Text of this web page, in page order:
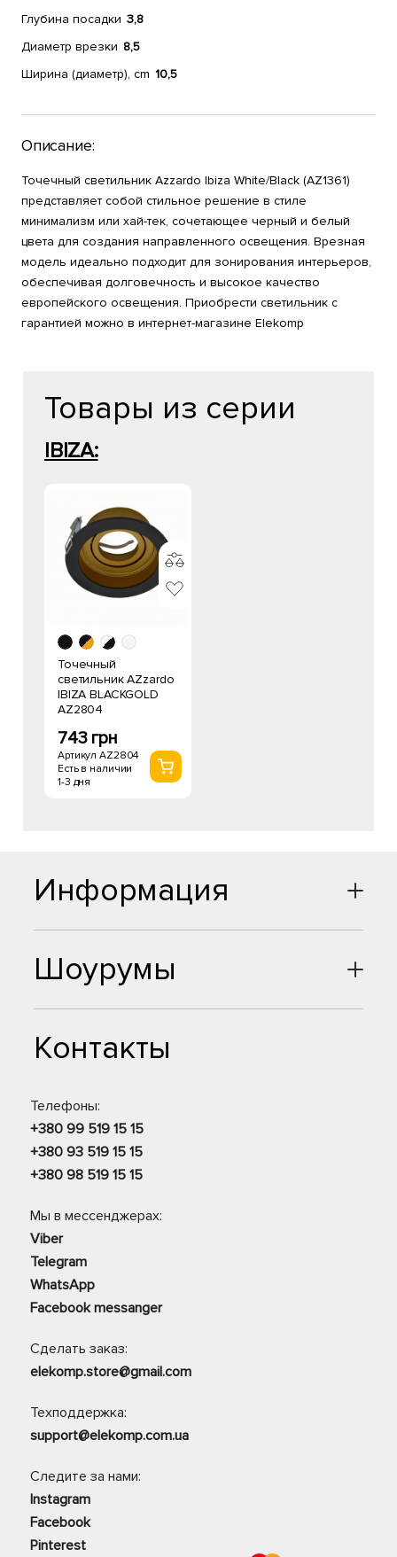
Глубина посадки 3,8
Диаметр врезки 8,5
Ширина (диаметр), cm 10,5
Описание:
Точечный светильник Azzardo Ibiza White/Black (AZ1361)
представляет собой стильное решение в стиле
минимализм или хай-тек, сочетающее черный и белый
цвета для создания направленного освещения. Врезная
модель идеально подходит для зонирования интерьеров,
обеспечивая долговечность и высокое качество
европейского освещения. Приобрести светильник с
гарантией можно в интернет-магазине Elekomp
Товары из серии
IBIZA:
Точечный
светильник AZzardo
IBIZA BLACKGOLD
AZ2804
743 грн
Артикул AZ2804
Есть в наличии
1-3 дня
Шоурумы
Контакты
Телефоны:
+380 99 519 15 15
+380 93 519 15 15
+380 98 519 15 15
Мы в мессенджерах:
Viber
Telegram
WhatsApp
Facebook messanger
Сделать заказ:
elekomp.store@gmail.com
Техподдержка:
support@elekomp.com.ua
Следите за нами:
Instagram
Facebook
Pinterest
Информация